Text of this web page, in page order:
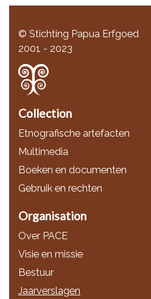
© Stichting Papua Erfgoed
2001 - 2023
Collection
Etnografische artefacten
Multimedia
Boeken en documenten
Gebruik en rechten
Organisation
Over PACE
Visie en missie
Bestuur
Jaarverslagen